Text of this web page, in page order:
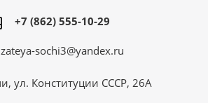
+7 (862) 555-10-29
zateya-sochi3@yandex.ru
ул. Конституции СССР, 26А